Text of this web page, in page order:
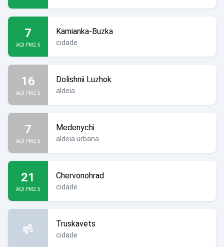
7
AQI PM2.5
Kamianka-Buzka
cidade
16
AQI PM2.5
Dolishnii Luzhok
aldeia
7
AQI PM2.5
Medenychi
aldeia urbana
21
AQI PM2.5
Chervonohrad
cidade
Truskavets
cidade